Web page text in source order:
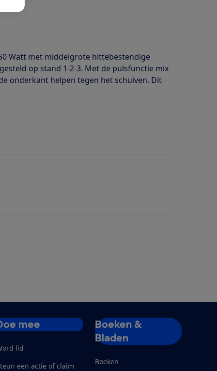
Watt met middelgrote hittebestendige
op stand 1-2-3. Met de pulsfunctie mix
onderkant helpen tegen het schuiven. Dit
mee
lid
een actie of claim
Boeken &
Bladen
Boeken